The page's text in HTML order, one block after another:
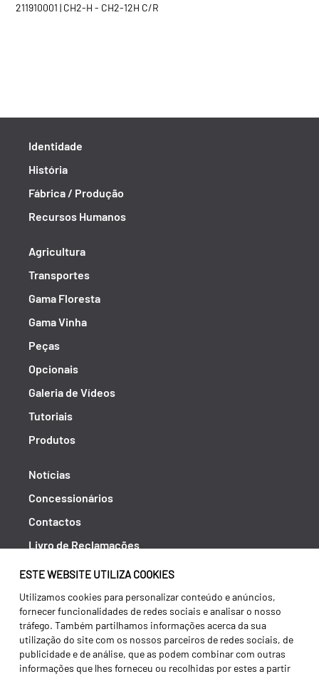
ESTE WEBSITE UTILIZA COOKIES
Utilizamos cookies para personalizar conteúdo e anúncios,
fornecer funcionalidades de redes sociais e analisar o nosso
tráfego. Também partilhamos informações acerca da sua
utilização do site com os nossos parceiros de redes sociais, de
publicidade e de análise, que as podem combinar com outras
informações que lhes forneceu ou recolhidas por estes a partir
211910001 | CH2-H - CH2-12H C/R
Identidade
História
Fábrica / Produção
Recursos Humanos
Agricultura
Transportes
Gama Floresta
Gama Vinha
Peças
Opcionais
Galeria de Vídeos
Tutoriais
Produtos
Notícias
Concessionários
Contactos
Livro de Reclamações
Política de Privacidade
Canal de Denúncias (RGPC)
Termos e condições